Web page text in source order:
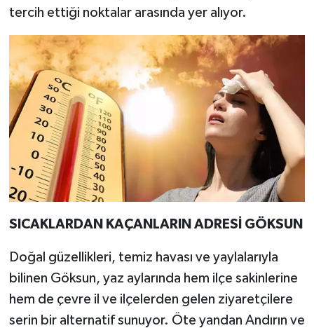
tercih ettiği noktalar arasında yer alıyor.
SICAKLARDAN KAÇANLARIN ADRESİ GÖKSUN
Doğal güzellikleri, temiz havası ve yaylalarıyla
bilinen Göksun, yaz aylarında hem ilçe sakinlerine
hem de çevre il ve ilçelerden gelen ziyaretçilere
serin bir alternatif sunuyor. Öte yandan Andırın ve